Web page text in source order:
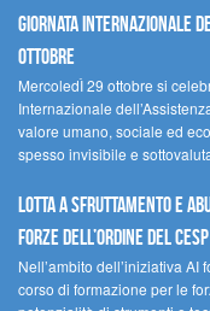
Giornata internazionale
ottobre
MercoledÌ 29 ottobre si
Internazionale
valore umano, sociale ed
spesso invisibile e
Lotta a sfruttamento e
forze dell’ordine del
Nell’ambito dell’iniziativa AI
corso di formazione per le